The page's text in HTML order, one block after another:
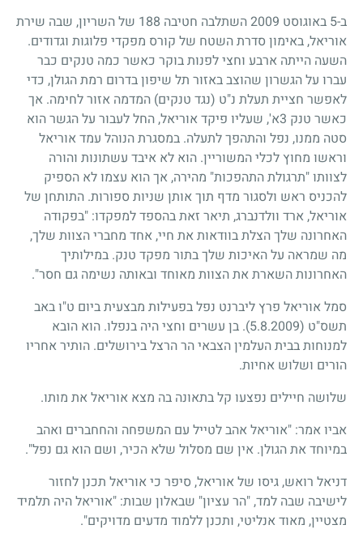
ב-5 באוגוסט 2009 השתלבה חטיבה 188 של השריון, שבה שירת
אוריאל, באימון סדרת השטח של קורס מפקדי פלוגות וגדודים.
השעה הייתה ארבע וחצי לפנות בוקר כאשר כמה טנקים כבר
עברו על הגשרון שהוצב באזור תל שיפון בדרום רמת הגולן, כדי
לאפשר חציית תעלת נ"ט (נגד טנקים) המדמה אזור לחימה. אך
כאשר טנק 3א', שעליו פיקד אוריאל, החל לעבור על הגשר הוא
סטה ממנו, נפל והתהפך לתעלה. במסגרת הנוהל עמד אוריאל
וראשו מחוץ לכלי המשוריין. הוא לא איבד עשתונות והורה
לצוותו "תרגולת התהפכות" מהירה, אך הוא עצמו לא הספיק
להכניס ראש ולסגור מדף תוך אותן שניות ספורות. התותחן של
אוריאל, ארד וולדנברג, תיאר זאת בהספד למפקדו: "בפקודה
האחרונה שלך הצלת בוודאות את חיי, אחד מחברי הצוות שלך,
מה שמראה על האיכות שלך בתור מפקד טנק. במילותיך
האחרונות השארת את הצוות מאוחד ובאותה נשימה גם חסר".
סמל אוריאל פרץ ליברנט נפל בפעילות מבצעית ביום ט"ו באב
תשס"ט (5.8.2009)
. בן עשרים וחצי היה בנפלו. הוא הובא
למנוחות בבית העלמין הצבאי הר הרצל בירושלים. הותיר אחריו
הורים ושלוש אחיות.
שלושה חיילים נפצעו קל בתאונה בה מצא אוריאל את מותו.
אביו אמר: "אוריאל אהב לטייל עם המשפחה והחחברים ואהב
במיוחד את הגולן. אין שם מסלול שלא הכיר, ושם הוא גם נפל".
דניאל רואש, גיסו של אוריאל, סיפר כי אוריאל תכנן לחזור
לישיבה שבה למד, "הר עציון" שבאלון שבות: "אוריאל היה תלמיד
מצטיין, מאוד אנליטי, ותכנן ללמוד מדעים מדויקים".